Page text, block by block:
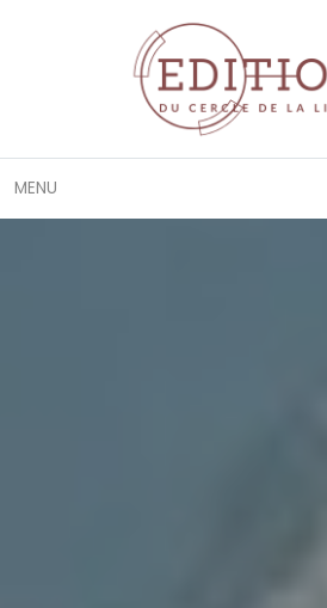
MENU